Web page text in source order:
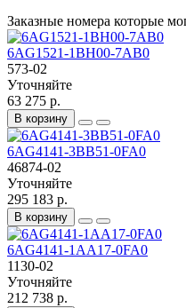
Заказные номера которые
6AG1521-1BH00-7AB0
573-02
Уточняйте
63 275 р.
В корзину
6AG4141-3BB51-0FA0
46874-02
Уточняйте
295 183 р.
В корзину
6AG4141-1AA17-0FA0
1130-02
Уточняйте
212 738 р.